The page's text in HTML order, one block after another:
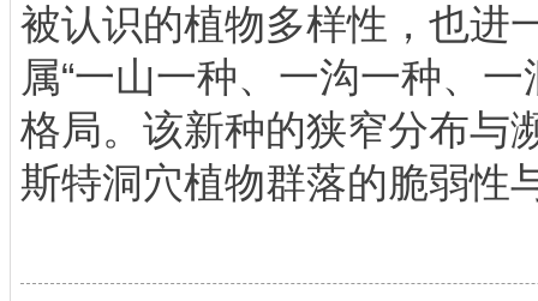
被认识的植物多样性，也进
属“一山一种、一沟一种、
格局。该新种的狭窄分布与
斯特洞穴植物群落的脆弱性